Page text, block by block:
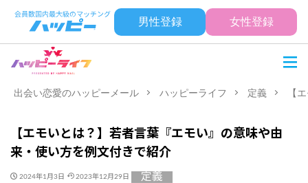
男性登録 女性登録
出会い恋愛のハッピーメール ハッピーライフ 定義 【
【エモいとは？】若者言葉『エモい』の意味や由
来・使い方を例文付きで紹介
2024年1月3日 2023年12月29日 定義